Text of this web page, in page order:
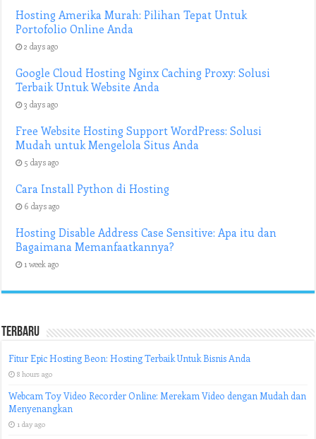
Hosting Amerika Murah: Pilihan Tepat Untuk
Portofolio Online Anda
2 days ago
Google Cloud Hosting Nginx Caching Proxy: Solusi
Terbaik Untuk Website Anda
3 days ago
Free Website Hosting Support WordPress: Solusi
Mudah untuk Mengelola Situs Anda
5 days ago
Cara Install Python di Hosting
6 days ago
Hosting Disable Address Case Sensitive: Apa itu dan
Bagaimana Memanfaatkannya?
1 week ago
Terbaru
Fitur Epic Hosting Beon: Hosting Terbaik Untuk Bisnis Anda
8 hours ago
Webcam Toy Video Recorder Online: Merekam Video dengan Mudah dan
Menyenangkan
1 day ago